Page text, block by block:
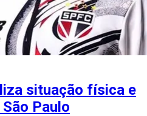
situação física e
Paulo